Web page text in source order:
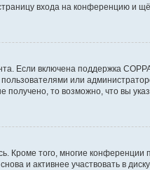
входа на конференцию и
Если включена поддержка
или
то возможно, что вы
Кроме того, многие
и активнее участвовать в